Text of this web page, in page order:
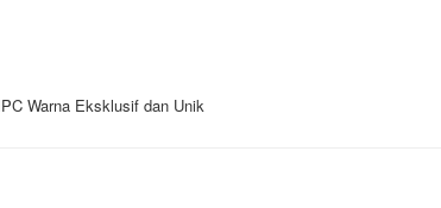
Warna Eksklusif dan Unik